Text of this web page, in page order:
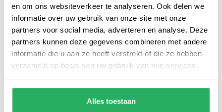
en om ons websiteverkeer te analyseren. Ook delen we
informatie over uw gebruik van onze site met onze
partners voor social media, adverteren en analyse. Deze
partners kunnen deze gegevens combineren met andere
informatie die u aan ze heeft verstrekt of die ze hebben
verzameld op basis van uw gebruik van hun services.
Alles toestaan
De afwerking van onze vlaggen is van hoge kwaliteit. Ze zijn
voorzien van een sterke kopband en een dubbele stiknaad, wat
bijdraagt aan hun duurzaamheid en stevigheid. Wij bieden de
vlag vanMorra - Moarre (fr)aan in verschillende afmetingen,
namelijk 40x60 cm, 70x100 cm, 100x150 cm, 150x225 cm en